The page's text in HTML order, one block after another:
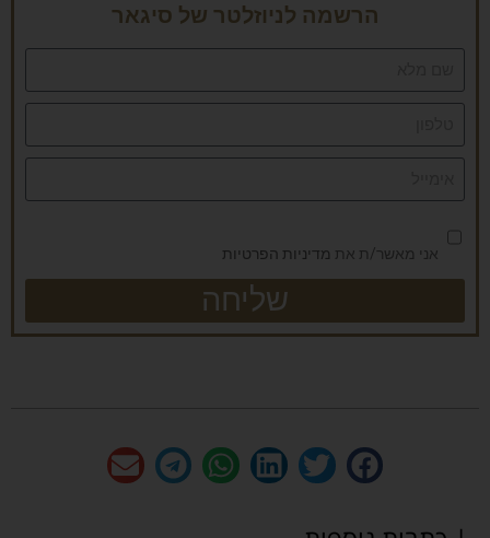
הרשמה לניוזלטר של סיגאר
אני מאשר/ת את מדיניות הפרטיות
שליחה